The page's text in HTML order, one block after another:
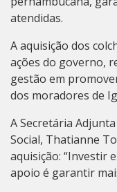
atendidas.
A aquisição dos
ações do governo,
gestão em
dos moradores de
A Secretária
Social, Thatianne
aquisição: “Investir
apoio é garantir